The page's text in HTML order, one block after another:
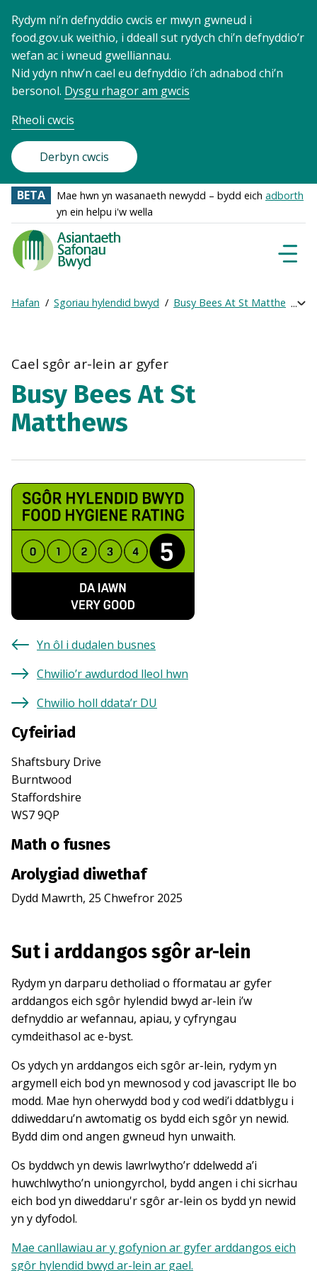
Rydym ni’n defnyddio cwcis er mwyn gwneud i
food.gov.uk weithio, i ddeall sut rydych chi’n defnyddio’r
wefan ac i wneud gwelliannau.
Nid ydyn nhw’n cael eu defnyddio i’ch adnabod chi’n
bersonol. Dysgu rhagor am gwcis
Rheoli cwcis
Derbyn cwcis
BETA Mae hwn yn wasanaeth newydd – bydd eich adborth
yn ein helpu i'w wella
Food
Standards
Agency
Frontpage
Breadcrumb
Hafan Sgoriau hylendid bwyd Busy Bees At St Matthews
Cael sgôr ar-lein ar gyfer
Busy Bees At St
Matthews
Yn ôl i dudalen busnes
Chwilio’r awdurdod lleol hwn
Chwilio holl ddata’r DU
Cyfeiriad
Shaftsbury Drive
Burntwood
Staffordshire
WS7 9QP
Math o fusnes
Arolygiad diwethaf
Dydd Mawrth, 25 Chwefror 2025
Sut i arddangos sgôr ar-lein
Rydym yn darparu detholiad o fformatau ar gyfer
arddangos eich sgôr hylendid bwyd ar-lein i’w
defnyddio ar wefannau, apiau, y cyfryngau
cymdeithasol ac e-byst.
Os ydych yn arddangos eich sgôr ar-lein, rydym yn
argymell eich bod yn mewnosod y cod javascript lle bo
modd. Mae hyn oherwydd bod y cod wedi’i ddatblygu i
ddiweddaru’n awtomatig os bydd eich sgôr yn newid.
Bydd dim ond angen gwneud hyn unwaith.
Os byddwch yn dewis lawrlwytho’r ddelwedd a’i
huwchlwytho’n uniongyrchol, bydd angen i chi sicrhau
eich bod yn diweddaru'r sgôr ar-lein os bydd yn newid
yn y dyfodol.
Mae canllawiau ar y gofynion ar gyfer arddangos eich
sgôr hylendid bwyd ar-lein ar gael.